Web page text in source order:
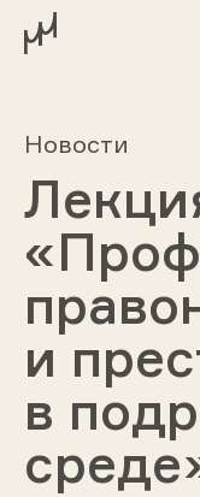
Новости
и
в